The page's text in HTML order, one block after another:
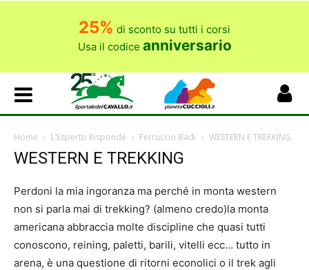
25% di sconto su tutti i corsi
Usa il codice anniversario
Home L’Esperto Risponde Ferruccio Badi WESTERN E TREKKING
WESTERN E TREKKING
Perdoni la mia ingoranza ma perché in monta western
non si parla mai di trekking? (almeno credo)la monta
americana abbraccia molte discipline che quasi tutti
conoscono, reining, paletti, barili, vitelli ecc… tutto in
arena, è una questione di ritorni econolici o il trek agli